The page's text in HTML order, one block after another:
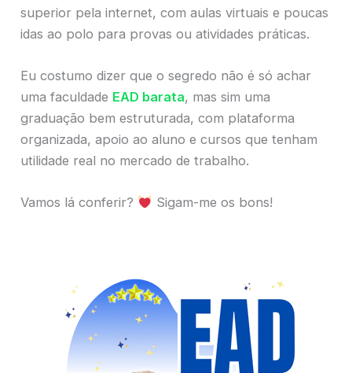
superior pela internet, com aulas virtuais e poucas
idas ao polo para provas ou atividades práticas.
Eu costumo dizer que o segredo não é só achar
uma faculdade EAD barata, mas sim uma
graduação bem estruturada, com plataforma
organizada, apoio ao aluno e cursos que tenham
utilidade real no mercado de trabalho.
Vamos lá conferir? Sigam-me os bons!